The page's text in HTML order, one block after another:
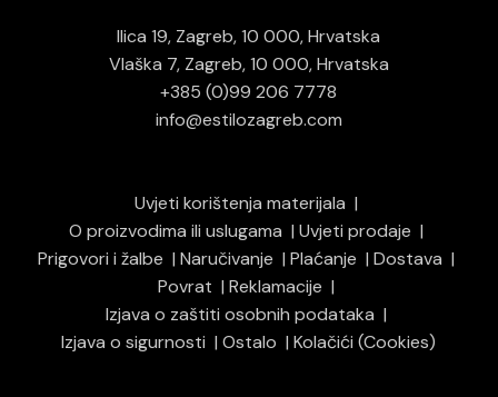
Ilica 19, Zagreb, 10 000, Hrvatska
Vlaška 7, Zagreb, 10 000, Hrvatska
+385 (0)99 206 7778
info@estilozagreb.com
Uvjeti korištenja materijala
O proizvodima ili uslugama
Uvjeti prodaje
Prigovori i žalbe
Naručivanje Plaćanje
Dostava
Povrat
Reklamacije
Izjava o zaštiti osobnih podataka
Izjava o sigurnosti
Ostalo Kolačići (Cookies)